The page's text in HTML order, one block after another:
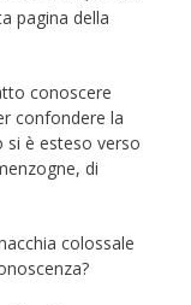
pagina della
conoscere
confondere la
si è esteso verso
di
colossale